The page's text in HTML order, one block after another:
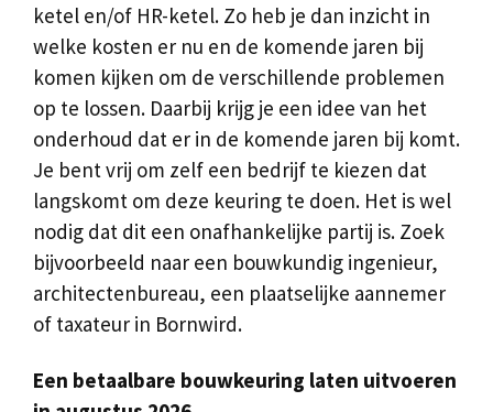
ketel en/of HR-ketel. Zo heb je dan inzicht in
welke kosten er nu en de komende jaren bij
komen kijken om de verschillende problemen
op te lossen. Daarbij krijg je een idee van het
onderhoud dat er in de komende jaren bij komt.
Je bent vrij om zelf een bedrijf te kiezen dat
langskomt om deze keuring te doen. Het is wel
nodig dat dit een onafhankelijke partij is. Zoek
bijvoorbeeld naar een bouwkundig ingenieur,
architectenbureau, een plaatselijke aannemer
of taxateur in Bornwird.
Een betaalbare bouwkeuring laten uitvoeren